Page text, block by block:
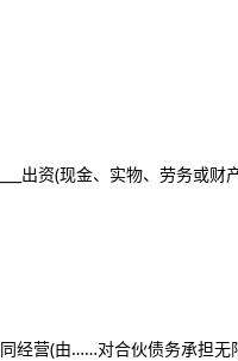
出资(现金、实物、劳务或
经营(由……对合伙债务承担